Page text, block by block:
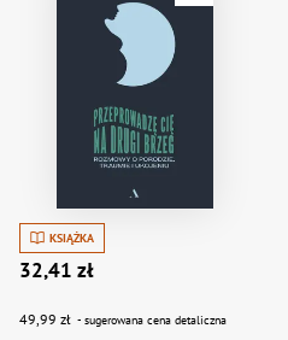
KSIĄŻKA
32,41 zł
49,99 zł - sugerowana cena detaliczna